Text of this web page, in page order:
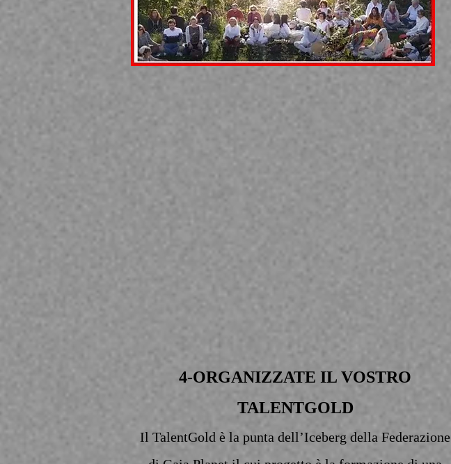
4-ORGANIZZATE IL VOSTRO
TALENTGOLD
Il TalentGold è la punta dell’Iceberg della Federazione